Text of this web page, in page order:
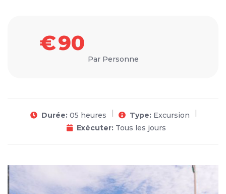
€90
Par Personne
Durée: 05 heures Type: Excursion
Exécuter: Tous les jours